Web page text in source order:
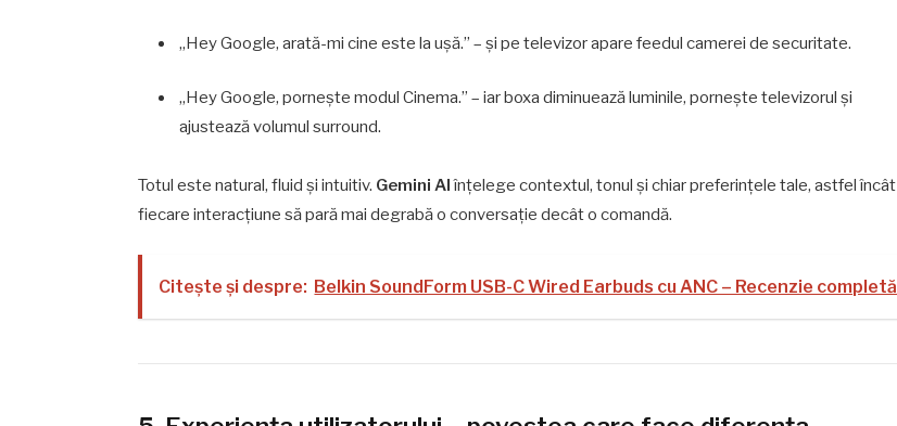
„Hey Google, arată-mi cine este la ușă.” – și pe televizor apare feedul camerei de securitate.
„Hey Google, pornește modul Cinema.” – iar boxa diminuează luminile, pornește televizorul și
ajustează volumul surround.
Totul este natural, fluid și intuitiv. Gemini AIînțelege contextul, tonul și chiar preferințele tale, astfel încât
fiecare interacțiune să pară mai degrabă o conversație decât o comandă.
Citește și despre: Belkin SoundForm USB-C Wired Earbuds cu ANC – Recenzie completă